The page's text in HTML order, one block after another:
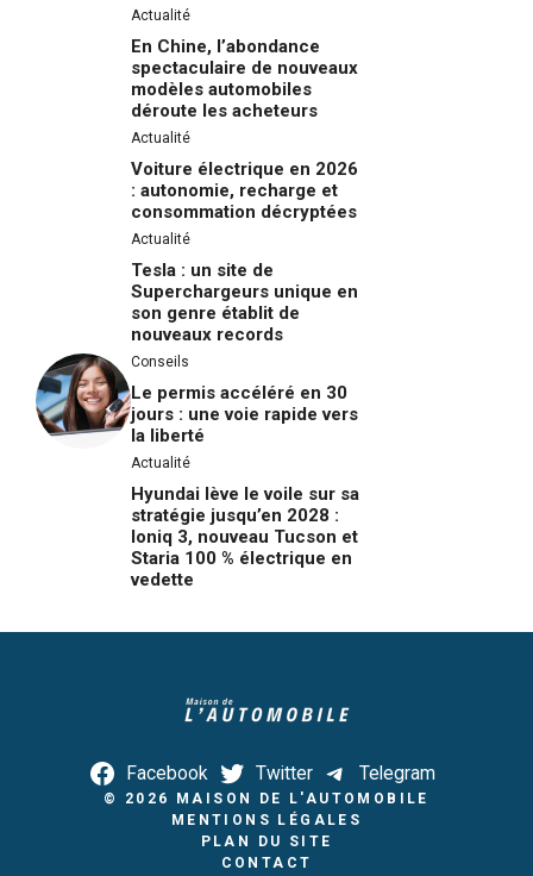
Actualité
En Chine, l’abondance
spectaculaire de nouveaux
modèles automobiles
déroute les acheteurs
Actualité
Voiture électrique en 2026
: autonomie, recharge et
consommation décryptées
Actualité
Tesla : un site de
Superchargeurs unique en
son genre établit de
nouveaux records
Conseils
Le permis accéléré en 30
jours : une voie rapide vers
la liberté
Actualité
Hyundai lève le voile sur sa
stratégie jusqu’en 2028 :
Ioniq 3, nouveau Tucson et
Staria 100 % électrique en
vedette
Facebook Twitter Telegram
© 2026 MAISON DE L'AUTOMOBILE
MENTIONS LÉGALES
PLAN DU SITE
CONTACT